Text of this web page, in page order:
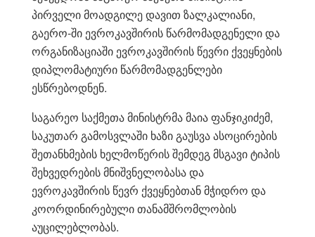
პირველი მოადგილე დავით ზალკალიანი,
გაერო-ში ევროკავშირის წარმომადგენელი და
ორგანიზაციაში ევროკავშირის წევრი ქვეყნების
დიპლომატიური წარმომადგენლები
ესწრებოდნენ.
საგარეო საქმეთა მინისტრმა მაია ფანჯიკიძემ,
საკუთარ გამოსვლაში ხაზი გაუსვა ასოცირების
შეთანხმების ხელმოწერის შემდეგ მსგავი ტიპის
შეხვედრების მნიშვნელობასა და
ევროკავშირის წევრ ქვეყნებთან მჭიდრო და
კოორდინირებული თანამშრომლობის
აუცილებლობას.